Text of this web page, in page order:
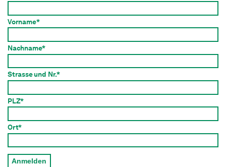
Vorname*
Nachname*
Strasse und Nr.*
PLZ*
Ort*
Anmelden